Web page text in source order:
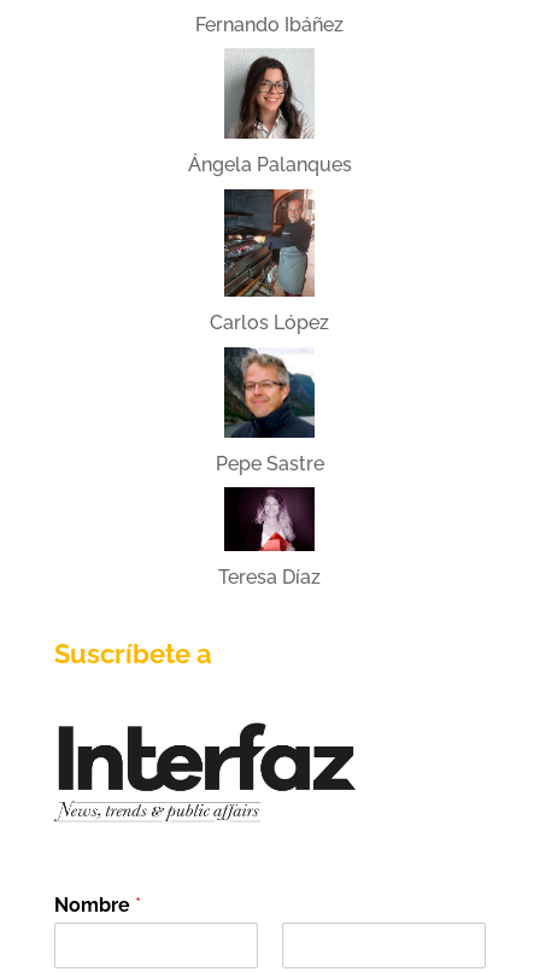
Fernando Ibáñez
Ángela Palanques
Carlos López
Pepe Sastre
Teresa Díaz
Suscríbete a
Nombre *